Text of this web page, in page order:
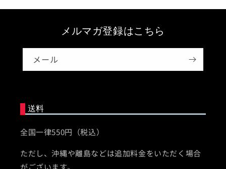
メルマガ登録はこちら
メール
送料
全国一律550円（税込）
ただし、沖縄や離島などは追加料金をいただく場合
がございます。